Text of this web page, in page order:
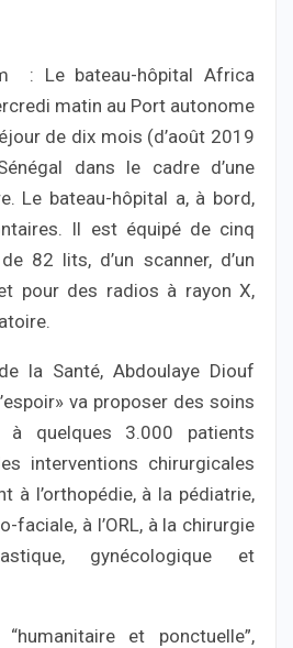
: Le bateau-hôpital Africa
matin au Port autonome
de dix mois (d’août 2019
dans le cadre d’une
Le bateau-hôpital a, à bord,
Il est équipé de cinq
82 lits, d’un scanner, d’un
pour des radios à rayon X,
la Santé, Abdoulaye Diouf
va proposer des soins
à quelques 3.000 patients
interventions chirurgicales
à l’orthopédie, à la pédiatrie,
faciale, à l’ORL, à la chirurgie
gynécologique et
et ponctuelle”,